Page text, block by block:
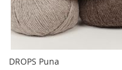
DROPS Puna